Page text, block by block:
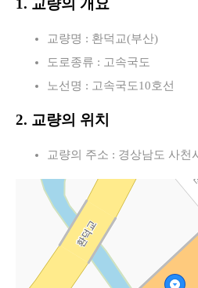
1. 교량의 개요
교량명 : 환덕교(부산)
도로종류 : 고속국도
노선명 : 고속국도10호선
2. 교량의 위치
교량의 주소 : 경상남도 사천